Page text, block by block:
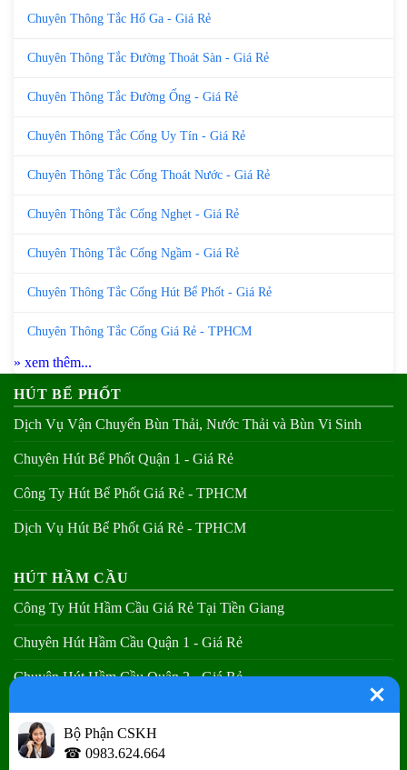
Chuyên Thông Tắc Hố Ga - Giá Rẻ
Chuyên Thông Tắc Đường Thoát Sàn - Giá Rẻ
Chuyên Thông Tắc Đường Ống - Giá Rẻ
Chuyên Thông Tắc Cống Uy Tín - Giá Rẻ
Chuyên Thông Tắc Cống Thoát Nước - Giá Rẻ
Chuyên Thông Tắc Cống Nghẹt - Giá Rẻ
Chuyên Thông Tắc Cống Ngầm - Giá Rẻ
Chuyên Thông Tắc Cống Hút Bể Phốt - Giá Rẻ
Chuyên Thông Tắc Cống Giá Rẻ - TPHCM
» xem thêm...
HÚT BỂ PHỐT
Dịch Vụ Vận Chuyển Bùn Thải, Nước Thải và Bùn Vi Sinh
Chuyên Hút Bể Phốt Quận 1 - Giá Rẻ
Công Ty Hút Bể Phốt Giá Rẻ - TPHCM
Dịch Vụ Hút Bể Phốt Giá Rẻ - TPHCM
HÚT HẦM CẦU
Công Ty Hút Hầm Cầu Giá Rẻ Tại Tiền Giang
Chuyên Hút Hầm Cầu Quận 1 - Giá Rẻ
Chuyên Hút Hầm Cầu Quận 2 - Giá Rẻ
Chuyên Hút Hầm Cầu Quận 3 - Giá Rẻ
THÔNG CẦU NGHẸT
Bộ Phận CSKH
☎ 0983.624.664